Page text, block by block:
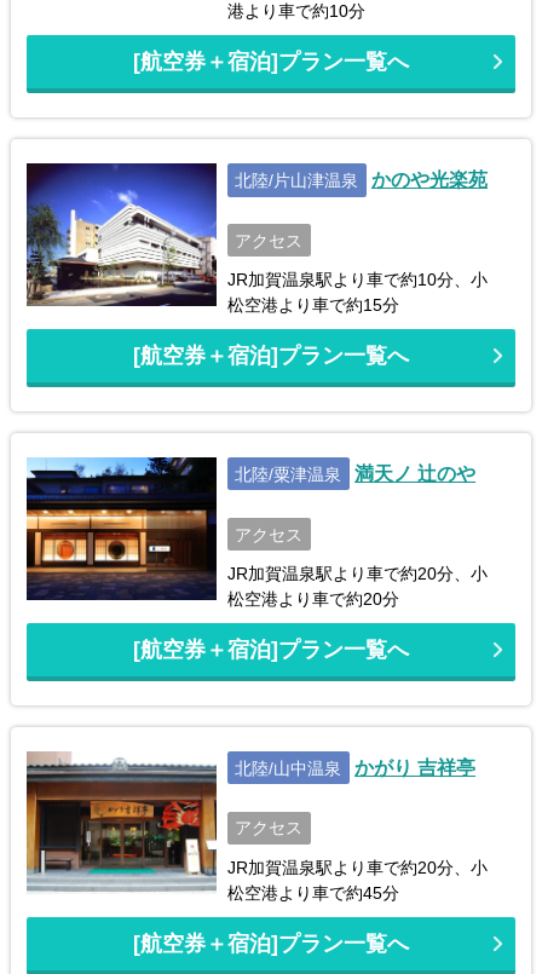
港より車で約10分
[航空券＋宿泊]プラン一覧へ
北陸/片山津温泉 かのや光楽苑
アクセス
JR加賀温泉駅より車で約10分、小
松空港より車で約15分
[航空券＋宿泊]プラン一覧へ
北陸/粟津温泉 満天ノ 辻のや
アクセス
JR加賀温泉駅より車で約20分、小
松空港より車で約20分
[航空券＋宿泊]プラン一覧へ
北陸/山中温泉 かがり 吉祥亭
アクセス
JR加賀温泉駅より車で約20分、小
松空港より車で約45分
[航空券＋宿泊]プラン一覧へ